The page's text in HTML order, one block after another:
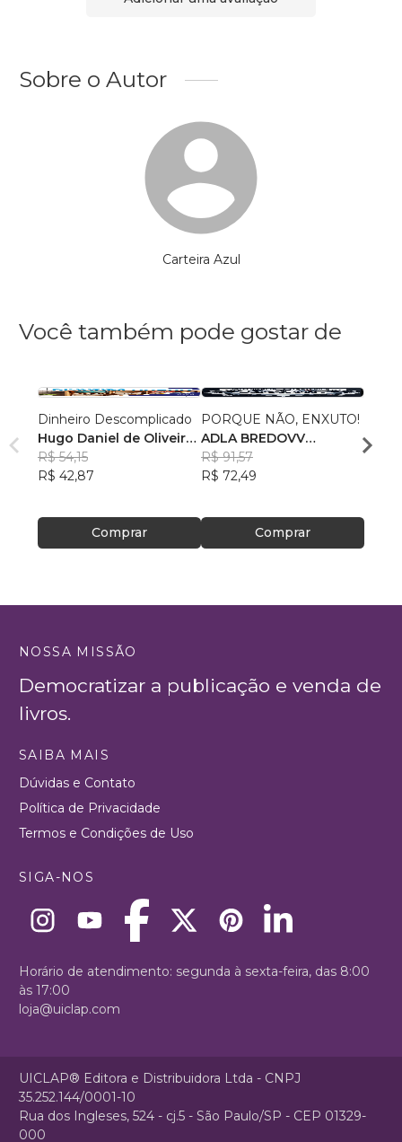
Sobre o Autor
Carteira Azul
Você também pode gostar de
Dinheiro Descomplicado
Hugo Daniel de Oliveira
Azevedo
R$ 54,15
R$ 42,87
Comprar
PORQUE NÃO, ENXUTO!
ADLA BREDOVV
VERMEULEN
R$ 91,57
R$ 72,49
Comprar
R$
NOSSA MISSÃO
Democratizar a publicação e venda de
livros.
SAIBA MAIS
Dúvidas e Contato
Política de Privacidade
Termos e Condições de Uso
SIGA-NOS
Horário de atendimento: segunda à sexta-feira, das 8:00
às 17:00
loja@uiclap.com
UICLAP® Editora e Distribuidora Ltda - CNPJ
35.252.144/0001-10
Rua dos Ingleses, 524 - cj.5 - São Paulo/SP - CEP 01329-
000